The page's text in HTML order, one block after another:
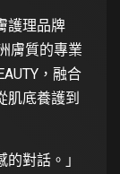
護理品牌
膚質的專業
，融合
肌底養護到
對話。」